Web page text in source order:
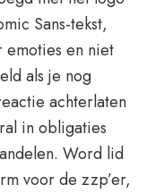
Sans-tekst,
emoties en niet
als je nog
achterlaten
in obligaties
Word lid
voor de zzp’er,